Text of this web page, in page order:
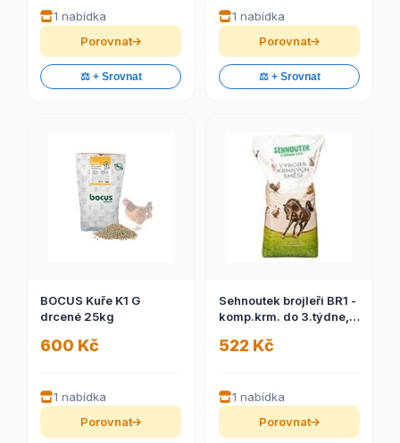
1 nabídka
Porovnat
⚖️ + Srovnat
1 nabídka
Porovnat
⚖️ + Srovnat
BOCUS Kuře K1 G
drcené 25kg
600 Kč
1 nabídka
Porovnat
Sehnoutek brojleři BR1 -
komp.krm. do 3.týdne,
522 Kč
1 nabídka
Porovnat